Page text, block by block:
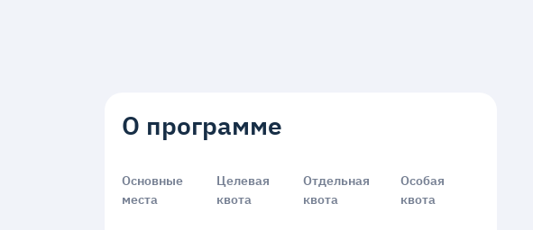
О программе
Основные
места
Целевая
квота
Отдельная
квота
Особая
квота